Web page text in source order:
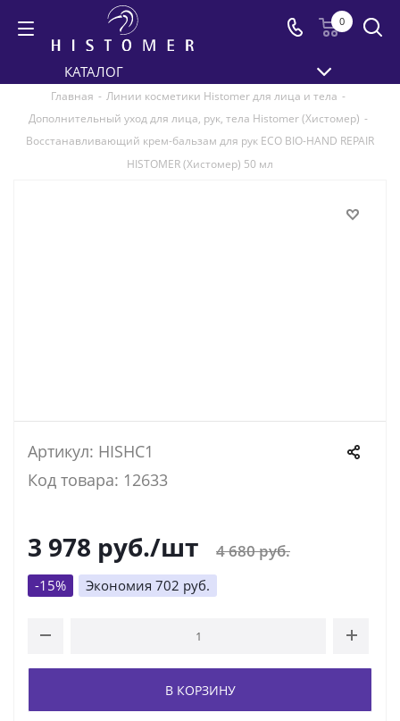
0
КАТАЛОГ
Главная - Линии косметики Histomer для лица и тела -
Дополнительный уход для лица, рук, тела Histomer (Хистомер) -
Восстанавливающий крем-бальзам для рук ECO BIO-HAND REPAIR
HISTOMER (Хистомер) 50 мл
Артикул: HISHC1
Код товара: 12633
3 978 руб./шт 4 680руб.
-15% Экономия 702 руб.
В КОРЗИНУ